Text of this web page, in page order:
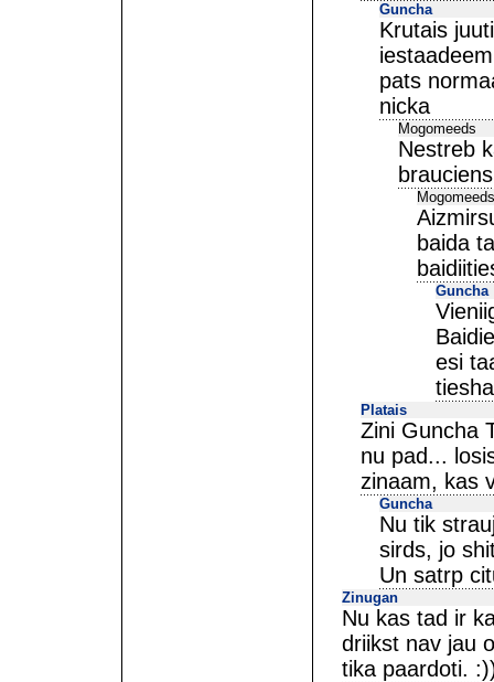
Guncha
Krutais
pats
nicka
Mogomeeds
Nestreb
Mogomeeds
baida
Guncha
esi
Platais
Zini Guncha
nu pad...
zinaam, kas
Guncha
Nu tik
sirds, jo
Un satrp
Zinugan
Nu kas tad ir
driikst nav jau
tika paardoti.